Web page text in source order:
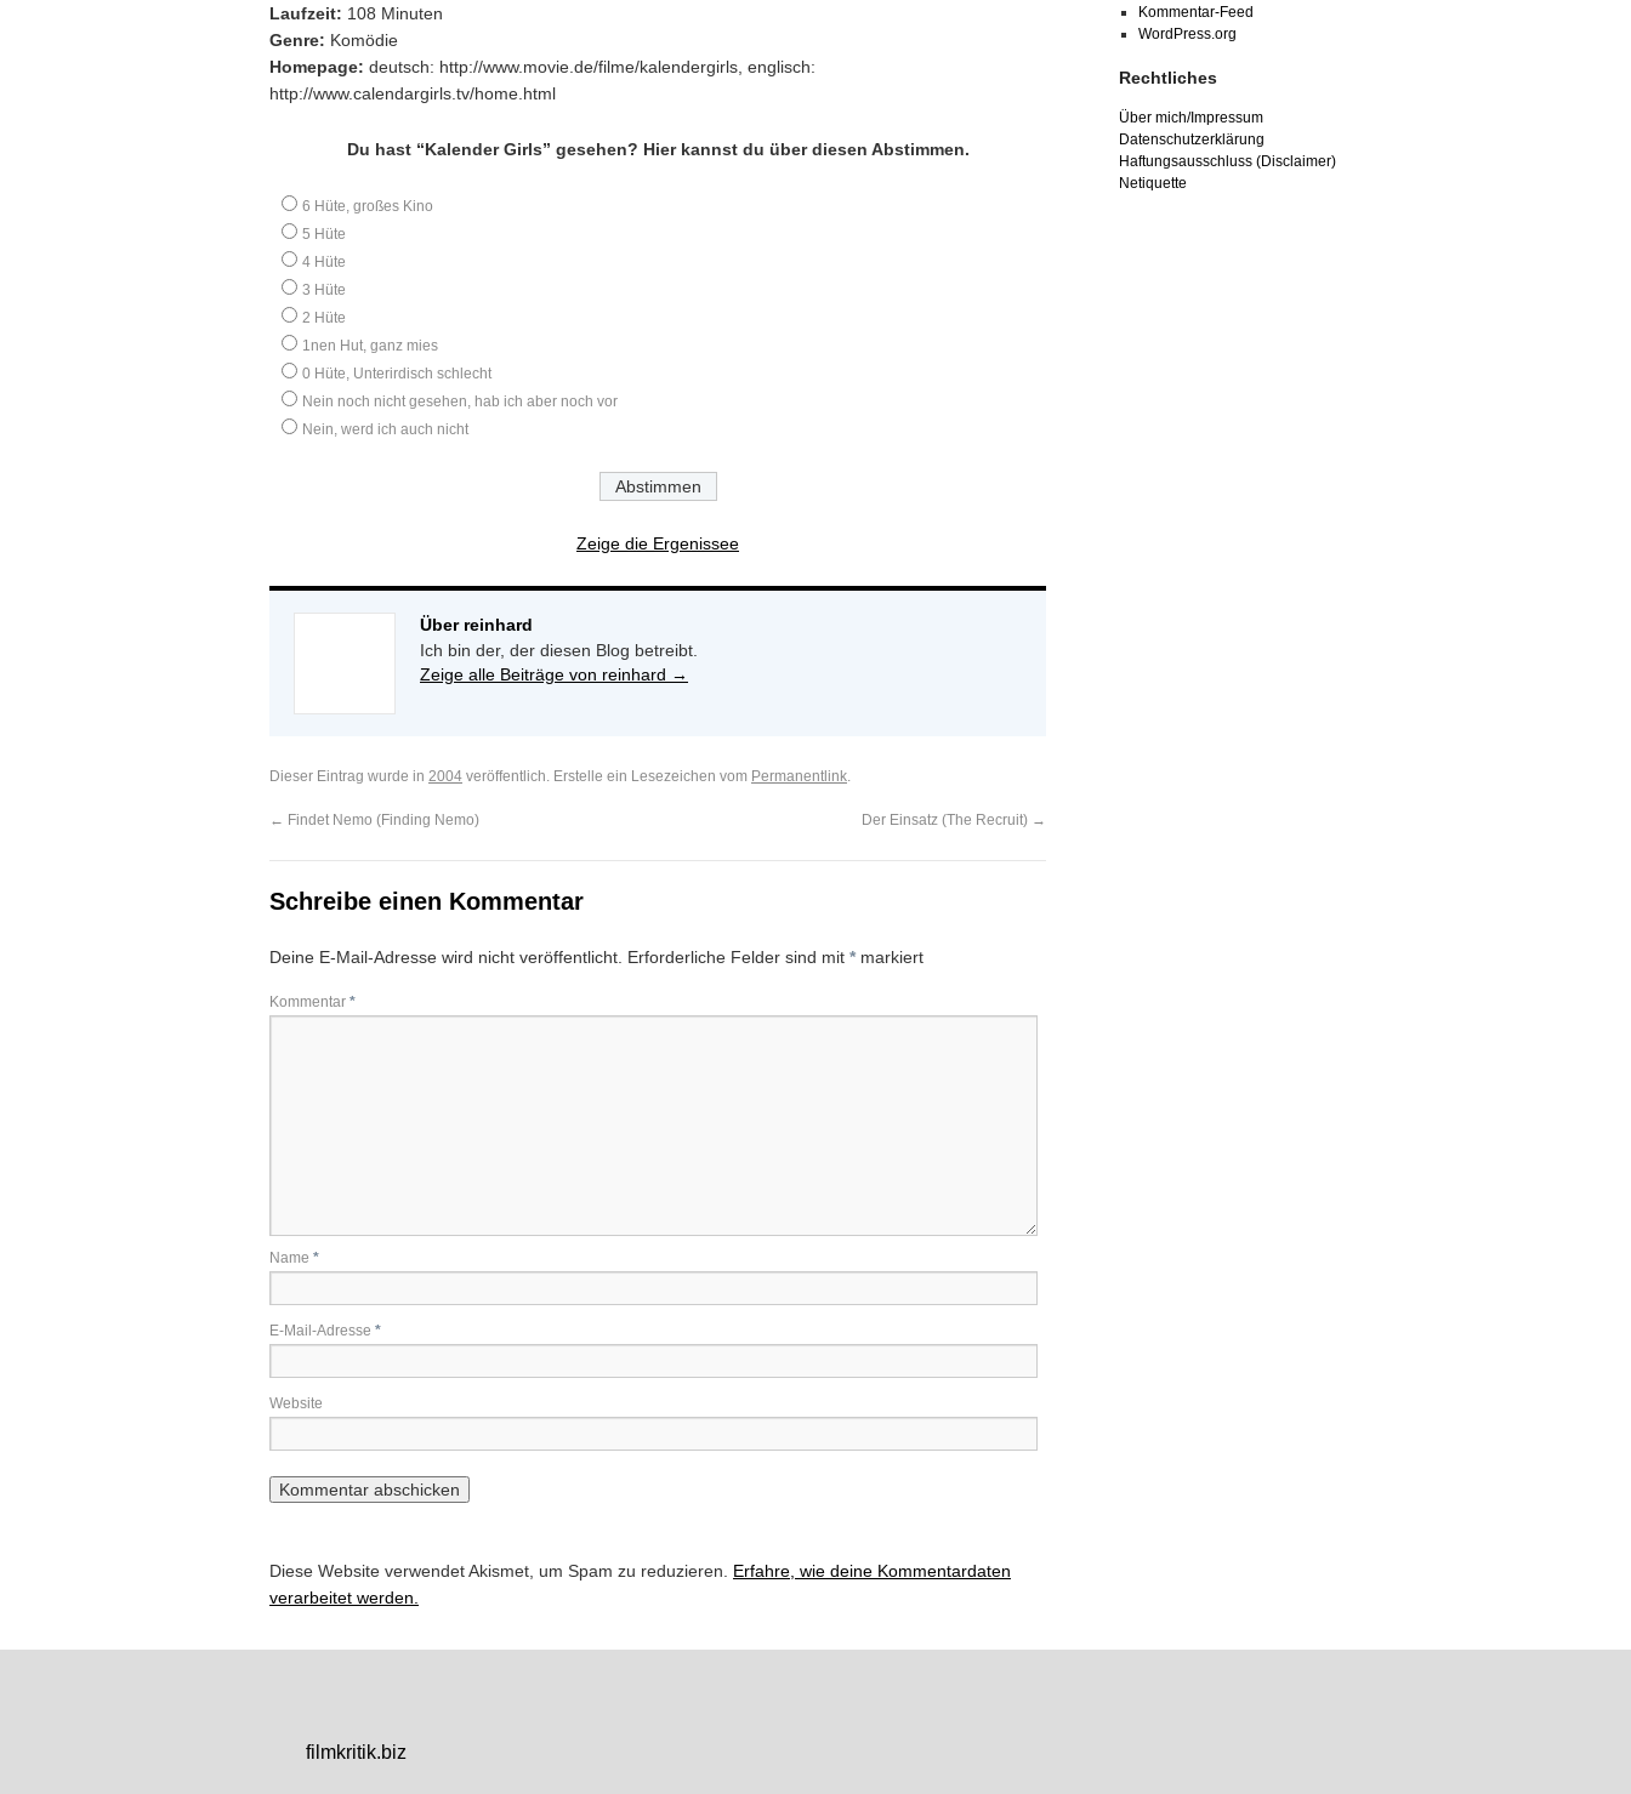
Laufzeit: 108 Minuten
Genre: Komödie
Homepage: deutsch: http://www.movie.de/filme/kalendergirls, englisch:
http://www.calendargirls.tv/home.html
Du hast “Kalender Girls” gesehen? Hier kannst du über diesen Abstimmen.
6 Hüte, großes Kino
5 Hüte
4 Hüte
3 Hüte
2 Hüte
1nen Hut, ganz mies
0 Hüte, Unterirdisch schlecht
Nein noch nicht gesehen, hab ich aber noch vor
Nein, werd ich auch nicht
Zeige die Ergenissee
Über reinhard
Ich bin der, der diesen Blog betreibt.
Zeige alle Beiträge von reinhard →
Dieser Eintrag wurde in 2004 veröffentlich. Erstelle ein Lesezeichen vom Permanentlink.
← Findet Nemo (Finding Nemo) Der Einsatz (The Recruit) →
Schreibe einen Kommentar
Deine E-Mail-Adresse wird nicht veröffentlicht. Erforderliche Felder sind mit * markiert
Kommentar *
Name *
E-Mail-Adresse *
Website
Diese Website verwendet Akismet, um Spam zu reduzieren. Erfahre, wie deine Kommentardaten
verarbeitet werden.
Kommentar-Feed
WordPress.org
Rechtliches
Über mich/Impressum
Datenschutzerklärung
Haftungsausschluss (Disclaimer)
Netiquette
filmkritik.biz